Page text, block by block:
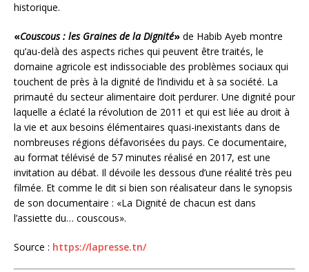
historique.
«Couscous : les Graines de la Dignité» de Habib Ayeb montre
qu’au-delà des aspects riches qui peuvent être traités, le
domaine agricole est indissociable des problèmes sociaux qui
touchent de près à la dignité de l’individu et à sa société. La
primauté du secteur alimentaire doit perdurer. Une dignité pour
laquelle a éclaté la révolution de 2011 et qui est liée au droit à
la vie et aux besoins élémentaires quasi-inexistants dans de
nombreuses régions défavorisées du pays. Ce documentaire,
au format télévisé de 57 minutes réalisé en 2017, est une
invitation au débat. Il dévoile les dessous d’une réalité très peu
filmée. Et comme le dit si bien son réalisateur dans le synopsis
de son documentaire : «La Dignité de chacun est dans
l’assiette du… couscous».
Source : https://lapresse.tn/